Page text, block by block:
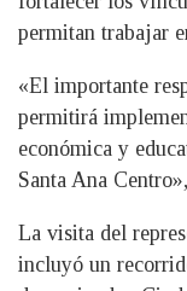
permitan trabajar
«El importante
permitirá
económica y
Santa Ana
La visita del
incluyó un